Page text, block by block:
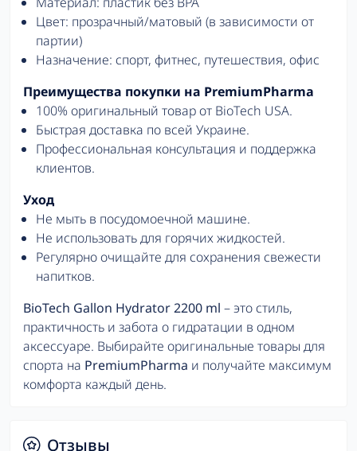
Цвет: прозрачный/матовый (в зависимости от
партии)
Назначение: спорт, фитнес, путешествия, офис
Преимущества покупки на PremiumPharma
100% оригинальный товар от BioTech USA.
Быстрая доставка по всей Украине.
Профессиональная консультация и поддержка
клиентов.
Уход
Не мыть в посудомоечной машине.
Не использовать для горячих жидкостей.
Регулярно очищайте для сохранения свежести
напитков.
BioTech Gallon Hydrator 2200 ml – это стиль,
практичность и забота о гидратации в одном
аксессуаре. Выбирайте оригинальные товары для
спорта на PremiumPharma и получайте максимум
комфорта каждый день.
Отзывы